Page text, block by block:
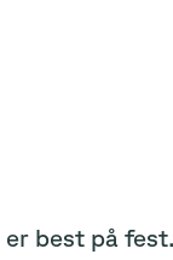
best på